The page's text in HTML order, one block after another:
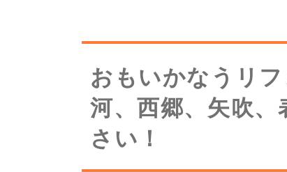
おもいかなうリ
河、西郷、矢吹
さい！